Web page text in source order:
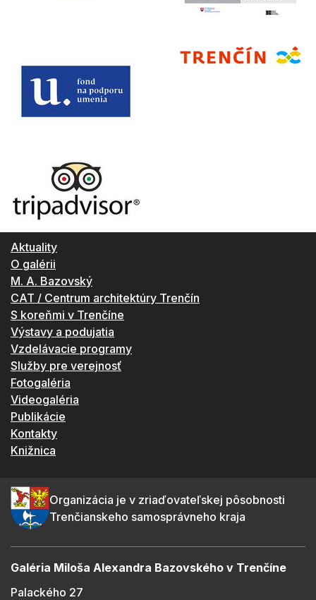
Aktuality
O galérii
M. A. Bazovský
CAT / Centrum architektúry Trenčín
S koreňmi v Trenčíne
Výstavy a podujatia
Vzdelávacie programy
Služby pre verejnosť
Fotogaléria
Videogaléria
Publikácie
Kontakty
Knižnica
Organizácia je v zriaďovateľskej pôsobnosti
Trenčianskeho samosprávneho kraja
Galéria Miloša Alexandra Bazovského v Trenčíne
Palackého 27